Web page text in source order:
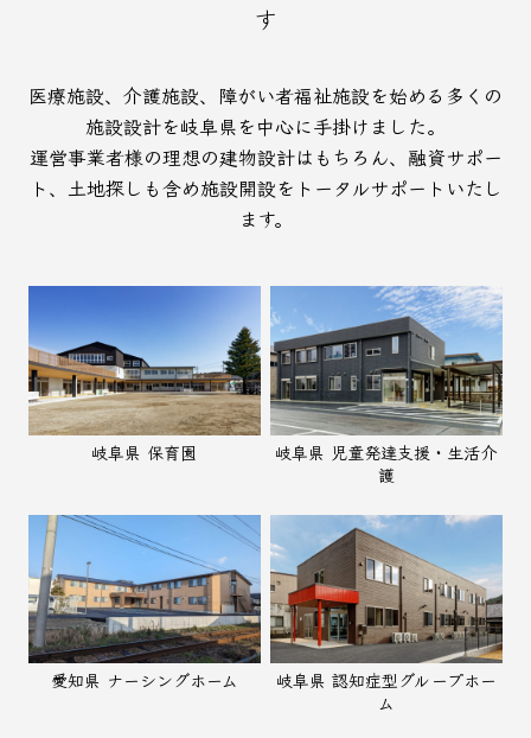
す
医療施設、介護施設、障がい者福祉施設を始める多くの
施設設計を岐阜県を中心に手掛けました。
運営事業者様の理想の建物設計はもちろん、融資サポー
ト、土地探しも含め施設開設をトータルサポートいたし
ます。
岐阜県 保育園
岐阜県 児童発達支援・生活介
護
愛知県 ナーシングホーム
岐阜県 認知症型グループホー
ム